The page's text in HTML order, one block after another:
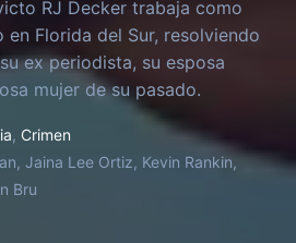
RJ Decker trabaja como
Florida del Sur, resolviendo
ex periodista, su esposa
mujer de su pasado.
, Crimen
Jaina Lee Ortiz, Kevin Rankin,
Bru